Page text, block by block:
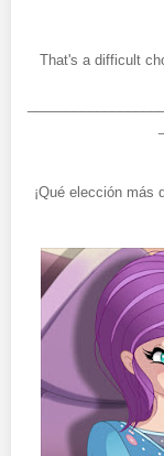
That's a difficult
¡Qué elección más